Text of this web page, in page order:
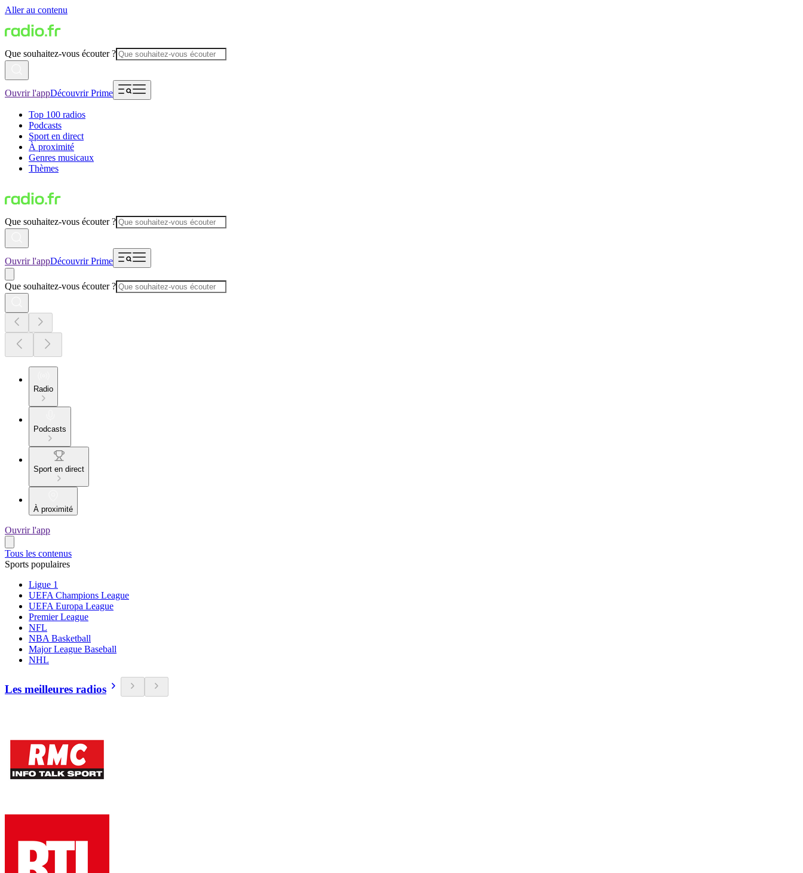
Aller au contenu
Que souhaitez-vous écouter ?
Ouvrir l'appDécouvrir Prime
Top 100 radios
Podcasts
Sport en direct
À proximité
Genres musicaux
Thèmes
Que souhaitez-vous écouter ?
Ouvrir l'appDécouvrir Prime
Que souhaitez-vous écouter ?
Radio
Podcasts
Sport en direct
À proximité
Ouvrir l'app
Tous les contenus
Sports populaires
Ligue 1
UEFA Champions League
UEFA Europa League
Premier League
NFL
NBA Basketball
Major League Baseball
NHL
Les meilleures radios